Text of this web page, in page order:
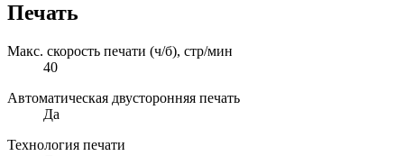
Печать
Макс. скорость печати (ч/б), стр/мин
40
Автоматическая двусторонняя печать
Да
Технология печати